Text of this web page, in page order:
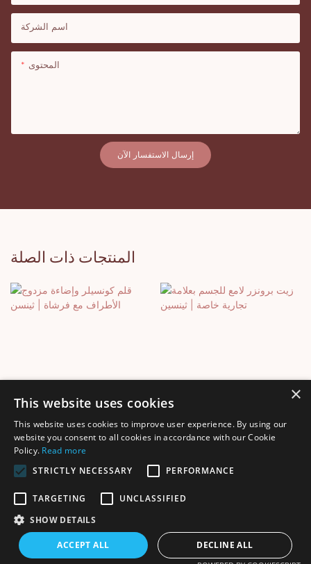
اسم الشركة
المحتوى
إرسال الاستفسار الآن
المنتجات ذات الصلة
قلم كونسيلر وإضاءة مزدوج
الأطراف مع فرشاة | ثينسن
زيت برونزر لامع للجسم بعلامة
جميع الحقوق محفوظة © 2025 لشركة Shenzhen Thincen Technology
Co., Ltd. - www.thincen.com | خريطة الموقع
×
This website uses cookies
This website uses cookies to improve user experience. By using our
website you consent to all cookies in accordance with our Cookie
Policy. Read more
STRICTLY NECESSARY
PERFORMANCE
TARGETING
UNCLASSIFIED
SHOW DETAILS
ACCEPT ALL DECLINE ALL